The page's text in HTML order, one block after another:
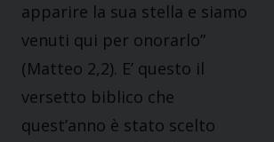
apparire la sua stella e siamo
venuti qui per onorarlo”
(Matteo 2,2). E’ questo il
versetto biblico che
quest’anno è stato scelto